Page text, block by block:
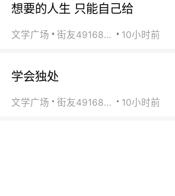
想要的人生 只能自己给
文学广场 街友49168527 10小时前
学会独处
文学广场 街友49168527 10小时前